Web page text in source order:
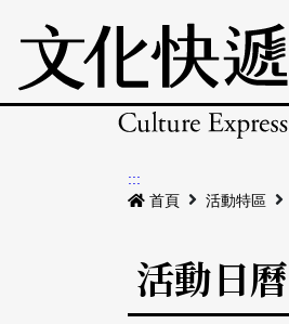
:::
首頁
活動特區
活動日曆